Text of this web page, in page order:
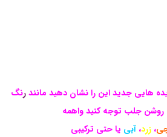
هایی جدید این را نشان دهید مانندرنگ
روشن جلب توجه کنید واهمه
، زرد، آبی یا حتی ترکیبی